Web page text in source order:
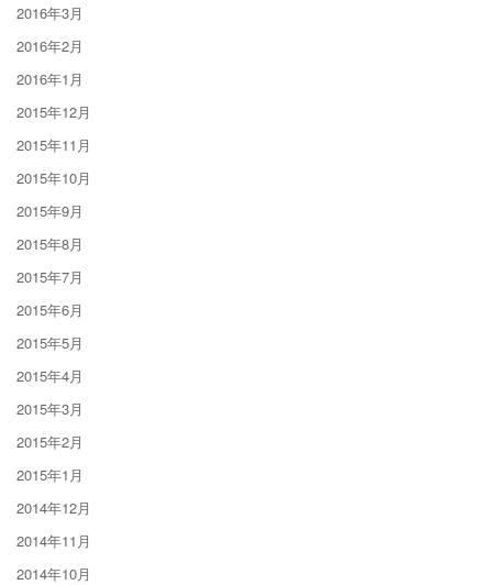
2016年3月
2016年2月
2016年1月
2015年12月
2015年11月
2015年10月
2015年9月
2015年8月
2015年7月
2015年6月
2015年5月
2015年4月
2015年3月
2015年2月
2015年1月
2014年12月
2014年11月
2014年10月